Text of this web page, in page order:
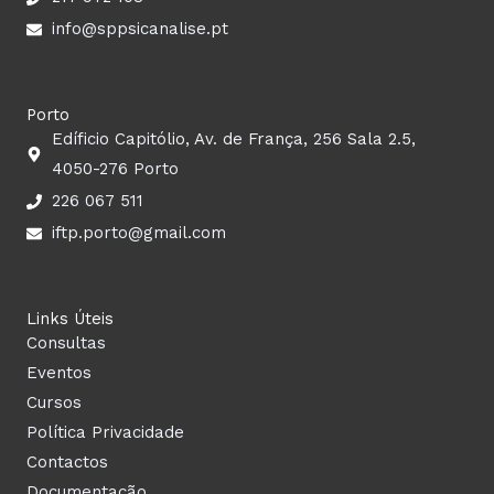
info@sppsicanalise.pt
Porto
Edíficio Capitólio, Av. de França, 256 Sala 2.5,
4050-276 Porto
226 067 511
iftp.porto@gmail.com
Links Úteis
Consultas
Eventos
Cursos
Política Privacidade
Contactos